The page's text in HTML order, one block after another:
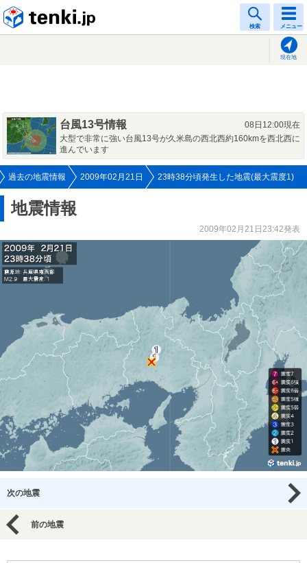
検索 メニュー
現在地
台風13号情報
08日12:00現在
大型で非常に強い台風13号が久米島の西北西約160kmを西北西に
進んでいます
過去の地震情報 2009年02月21日 23時38分頃発生した地震(最大震度1)
地震情報
2009年02月21日23:42発表
次の地震
前の地震